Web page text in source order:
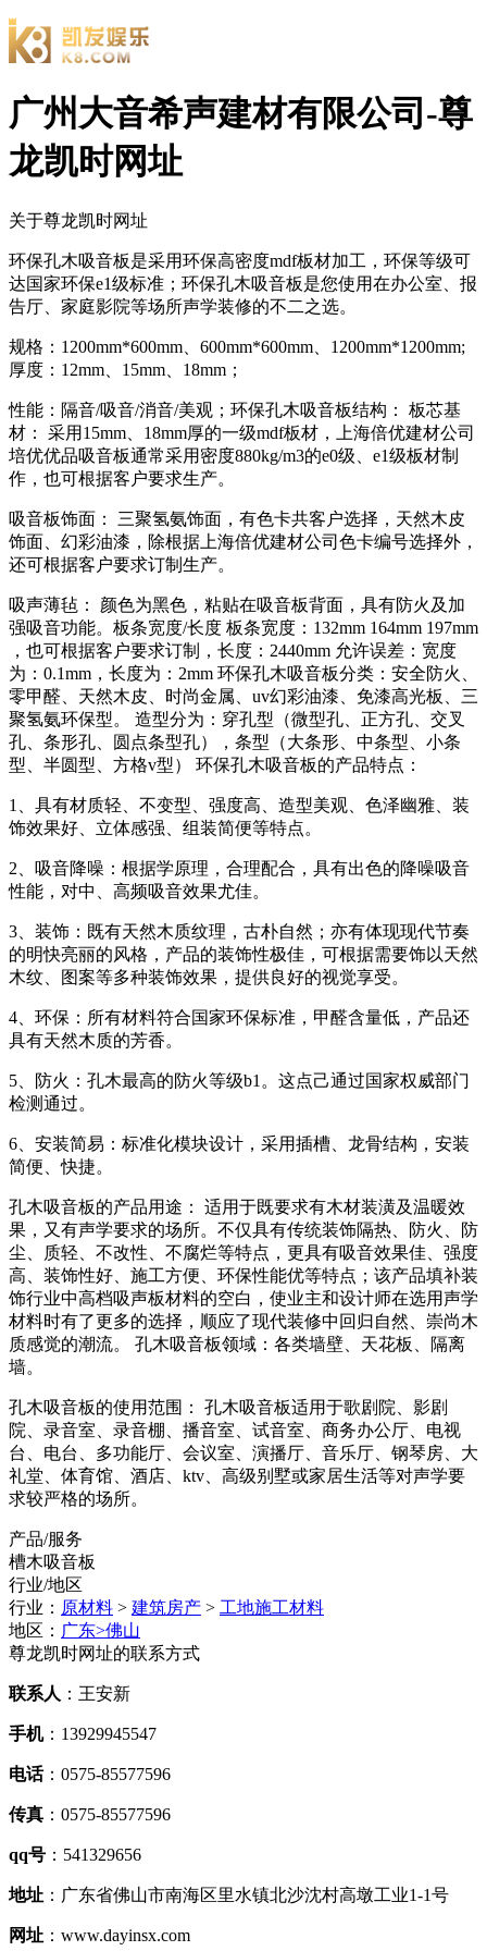
广州大音希声建材有限公司-尊
龙凯时网址
关于尊龙凯时网址
环保孔木吸音板是采用环保高密度mdf板材加工，环保等级可
达国家环保e1级标准；环保孔木吸音板是您使用在办公室、报
告厅、家庭影院等场所声学装修的不二之选。
规格：1200mm*600mm、600mm*600mm、1200mm*1200mm;
厚度：12mm、15mm、18mm；
性能：隔音/吸音/消音/美观；环保孔木吸音板结构： 板芯基
材： 采用15mm、18mm厚的一级mdf板材，上海倍优建材公司
培优优品吸音板通常采用密度880kg/m3的e0级、e1级板材制
作，也可根据客户要求生产。
吸音板饰面： 三聚氢氨饰面，有色卡共客户选择，天然木皮
饰面、幻彩油漆，除根据上海倍优建材公司色卡编号选择外，
还可根据客户要求订制生产。
吸声薄毡： 颜色为黑色，粘贴在吸音板背面，具有防火及加
强吸音功能。板条宽度/长度 板条宽度：132mm 164mm 197mm
，也可根据客户要求订制，长度：2440mm 允许误差：宽度
为：0.1mm，长度为：2mm 环保孔木吸音板分类：安全防火、
零甲醛、天然木皮、时尚金属、uv幻彩油漆、免漆高光板、三
聚氢氨环保型。 造型分为：穿孔型（微型孔、正方孔、交叉
孔、条形孔、圆点条型孔），条型（大条形、中条型、小条
型、半圆型、方格v型） 环保孔木吸音板的产品特点：
1、具有材质轻、不变型、强度高、造型美观、色泽幽雅、装
饰效果好、立体感强、组装简便等特点。
2、吸音降噪：根据学原理，合理配合，具有出色的降噪吸音
性能，对中、高频吸音效果尤佳。
3、装饰：既有天然木质纹理，古朴自然；亦有体现现代节奏
的明快亮丽的风格，产品的装饰性极佳，可根据需要饰以天然
木纹、图案等多种装饰效果，提供良好的视觉享受。
4、环保：所有材料符合国家环保标准，甲醛含量低，产品还
具有天然木质的芳香。
5、防火：孔木最高的防火等级b1。这点己通过国家权威部门
检测通过。
6、安装简易：标准化模块设计，采用插槽、龙骨结构，安装
简便、快捷。
孔木吸音板的产品用途： 适用于既要求有木材装潢及温暖效
果，又有声学要求的场所。不仅具有传统装饰隔热、防火、防
尘、质轻、不改性、不腐烂等特点，更具有吸音效果佳、强度
高、装饰性好、施工方便、环保性能优等特点；该产品填补装
饰行业中高档吸声板材料的空白，使业主和设计师在选用声学
材料时有了更多的选择，顺应了现代装修中回归自然、崇尚木
质感觉的潮流。 孔木吸音板领域：各类墙壁、天花板、隔离
墙。
孔木吸音板的使用范围： 孔木吸音板适用于歌剧院、影剧
院、录音室、录音棚、播音室、试音室、商务办公厅、电视
台、电台、多功能厅、会议室、演播厅、音乐厅、钢琴房、大
礼堂、体育馆、酒店、ktv、高级别墅或家居生活等对声学要
求较严格的场所。
产品/服务
槽木吸音板
行业/地区
行业： 原材料 > 建筑房产 > 工地施工材料
地区： 广东>佛山
尊龙凯时网址的联系方式
联系人 ：王安新
手机：13929945547
电话：0575-85577596
传真 ：0575-85577596
qq号 ：541329656
地址 ：广东省佛山市南海区里水镇北沙沈村高墩工业1-1号
网址 ：www.dayinsx.com